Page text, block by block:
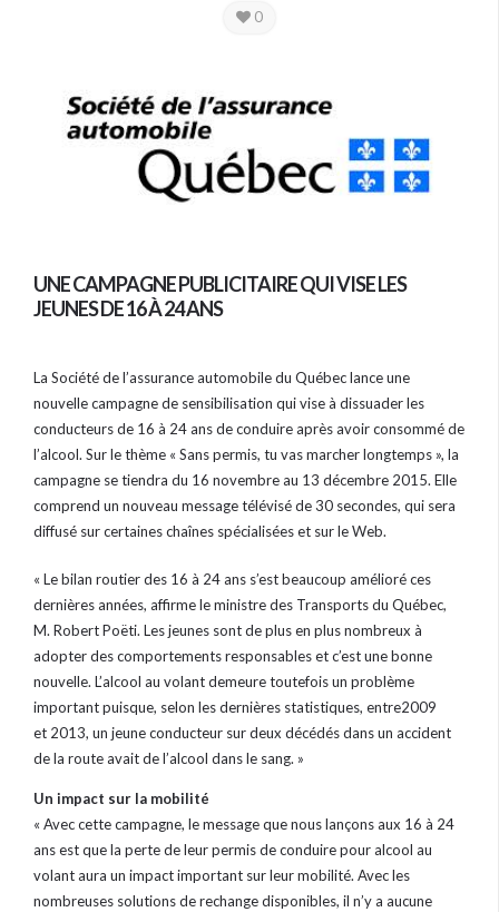
0
UNE CAMPAGNE PUBLICITAIRE QUI VISE LES
JEUNES DE 16 À 24 ANS
La Société de l’assurance automobile du Québec lance une
nouvelle campagne de sensibilisation qui vise à dissuader les
conducteurs de 16 à 24 ans de conduire après avoir consommé de
l’alcool. Sur le thème « Sans permis, tu vas marcher longtemps », la
campagne se tiendra du 16 novembre au 13 décembre 2015. Elle
comprend un nouveau message télévisé de 30 secondes, qui sera
diffusé sur certaines chaînes spécialisées et sur le Web.
« Le bilan routier des 16 à 24 ans s’est beaucoup amélioré ces
dernières années, affirme le ministre des Transports du Québec,
M. Robert Poëti. Les jeunes sont de plus en plus nombreux à
adopter des comportements responsables et c’est une bonne
nouvelle. L’alcool au volant demeure toutefois un problème
important puisque, selon les dernières statistiques, entre2009
et 2013, un jeune conducteur sur deux décédés dans un accident
de la route avait de l’alcool dans le sang. »
Un impact sur la mobilité
« Avec cette campagne, le message que nous lançons aux 16 à 24
ans est que la perte de leur permis de conduire pour alcool au
volant aura un impact important sur leur mobilité. Avec les
nombreuses solutions de rechange disponibles, il n’y a aucune